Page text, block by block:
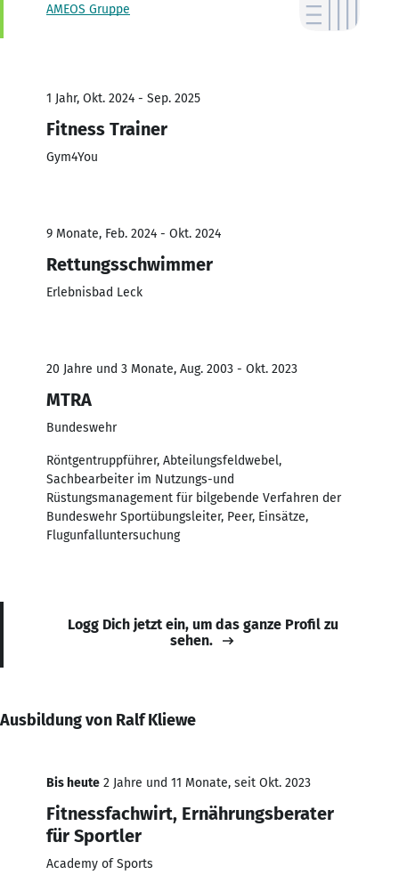
AMEOS Gruppe
1 Jahr, Okt. 2024 - Sep. 2025
Fitness Trainer
Gym4You
9 Monate, Feb. 2024 - Okt. 2024
Rettungsschwimmer
Erlebnisbad Leck
20 Jahre und 3 Monate, Aug. 2003 - Okt. 2023
MTRA
Bundeswehr
Röntgentruppführer, Abteilungsfeldwebel,
Sachbearbeiter im Nutzungs-und
Rüstungsmanagement für bilgebende Verfahren der
Bundeswehr Sportübungsleiter, Peer, Einsätze,
Flugunfalluntersuchung
Logg Dich jetzt ein, um das ganze Profil zu
sehen.
Ausbildung von Ralf Kliewe
Bis heute 2 Jahre und 11 Monate, seit Okt. 2023
Fitnessfachwirt, Ernährungsberater
für Sportler
Academy of Sports